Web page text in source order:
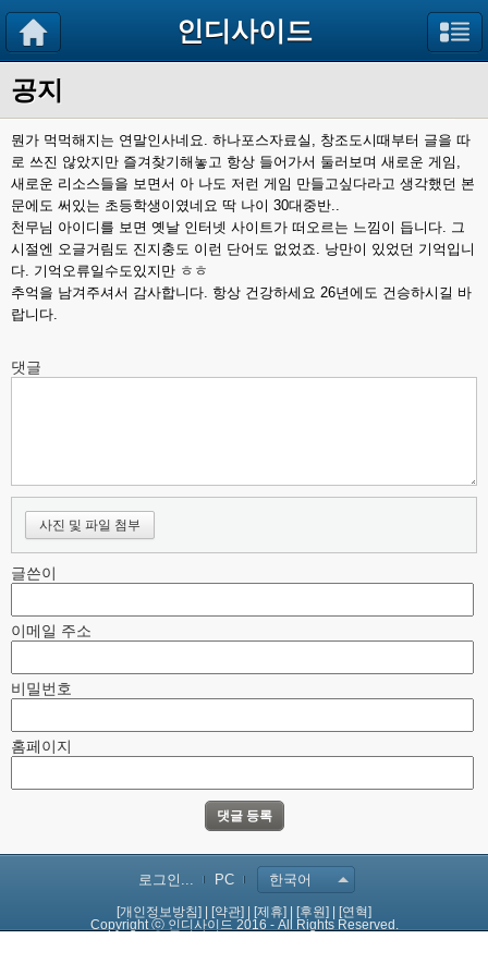
인디사이드
공지
뭔가 먹먹해지는 연말인사네요. 하나포스자료실, 창조도시때부터 글을 따
로 쓰진 않았지만 즐겨찾기해놓고 항상 들어가서 둘러보며 새로운 게임,
새로운 리소스들을 보면서 아 나도 저런 게임 만들고싶다라고 생각했던 본
문에도 써있는 초등학생이였네요 딱 나이 30대중반..
천무님 아이디를 보면 옛날 인터넷 사이트가 떠오르는 느낌이 듭니다. 그
시절엔 오글거림도 진지충도 이런 단어도 없었죠. 낭만이 있었던 기억입니
다. 기억오류일수도있지만 ㅎㅎ
추억을 남겨주셔서 감사합니다. 항상 건강하세요 26년에도 건승하시길 바
랍니다.
댓글
사진 및 파일 첨부
글쓴이
이메일 주소
비밀번호
홈페이지
로그인... PC 한국어
[개인정보방침] [약관] [제휴] [후원]
[연혁]
Copyright ⓒ 인디사이드 2016 - All Rights Reserved.